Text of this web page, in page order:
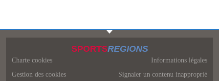
SPORTSREGIONS
Charte cookies
Gestion des cookies
Informations légales
Signaler un contenu inapproprié